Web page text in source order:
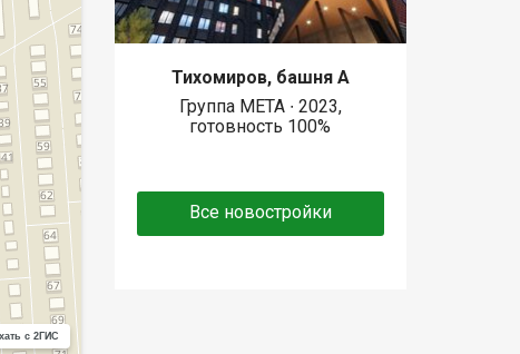
с 2ГИС
Тихомиров, башня А
Группа МЕТА ∙ 2023,
готовность 100%
Все новостройки